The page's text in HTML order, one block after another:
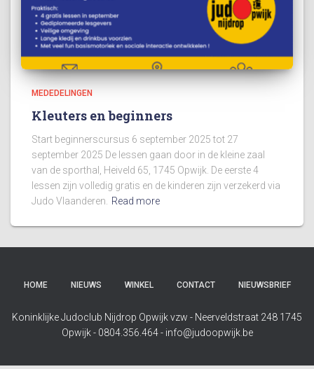
MEDEDELINGEN
Kleuters en beginners
Start beginnerscursus 6 september 2025 tot 27
september 2025 De lessen gaan door in de kleine zaal
van de sporthal, Heiveld 65, 1745 Opwijk. De eerste 4
lessen zijn volledig gratis en de kinderen zijn verzekerd via
Judo Vlaanderen.
Read more
HOME NIEUWS WINKEL CONTACT NIEUWSBRIEF
Koninklijke Judoclub Nijdrop Opwijk vzw - Neerveldstraat 248 1745
Opwijk - 0804.356.464 - info@judoopwijk.be